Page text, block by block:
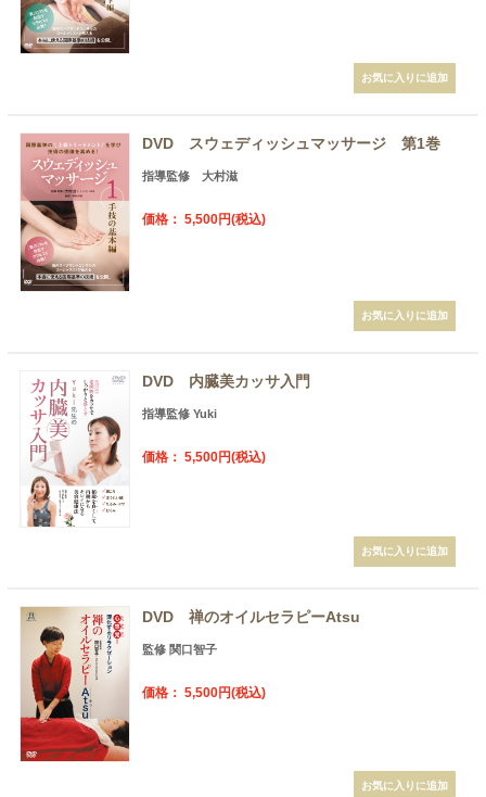
DVD スウェディッシュマッサージ 第1巻
指導監修 大村滋
価格： 5,500円(税込)
DVD 内臓美カッサ入門
指導監修 Yuki
価格： 5,500円(税込)
DVD 禅のオイルセラピーAtsu
監修 関口智子
価格： 5,500円(税込)